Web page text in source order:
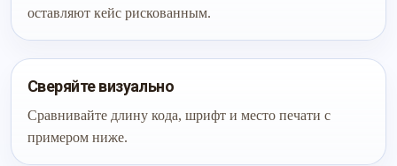
оставляют кейс рискованным.
Сверяйте визуально
Сравнивайте длину кода, шрифт и место печати с
примером ниже.